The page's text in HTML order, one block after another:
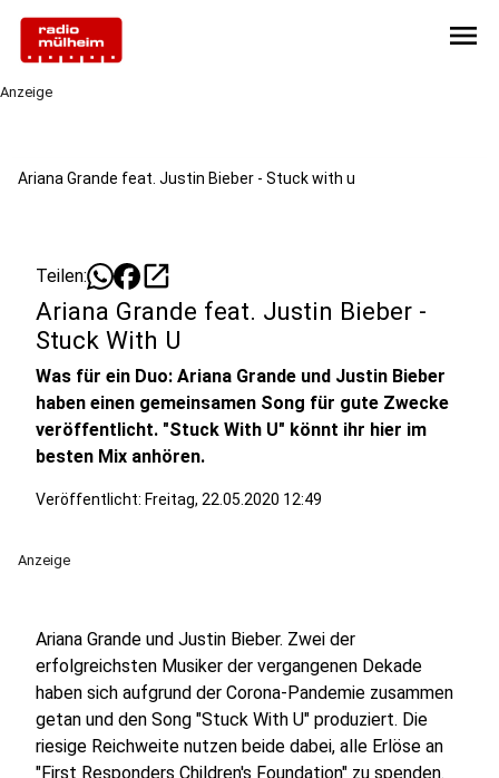
menu
Anzeige
Ariana Grande feat. Justin Bieber - Stuck with u
Teilen: open_in_new
Ariana Grande feat. Justin Bieber -
Stuck With U
Was für ein Duo: Ariana Grande und Justin Bieber
haben einen gemeinsamen Song für gute Zwecke
veröffentlicht. "Stuck With U" könnt ihr hier im
besten Mix anhören.
Veröffentlicht: Freitag, 22.05.2020 12:49
Anzeige
Ariana Grande und Justin Bieber. Zwei der
erfolgreichsten Musiker der vergangenen Dekade
haben sich aufgrund der Corona-Pandemie zusammen
getan und den Song "Stuck With U" produziert. Die
riesige Reichweite nutzen beide dabei, alle Erlöse an
"First Responders Children's Foundation" zu spenden.